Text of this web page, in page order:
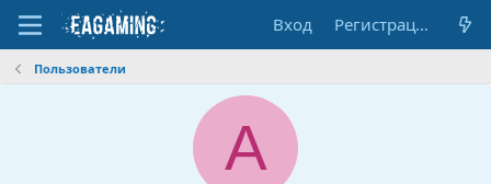
Вход Регистрация
Пользователи
A